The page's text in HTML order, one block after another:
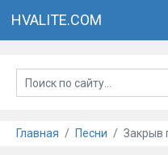
HVALITE.COM
Главная Песни Закрыв